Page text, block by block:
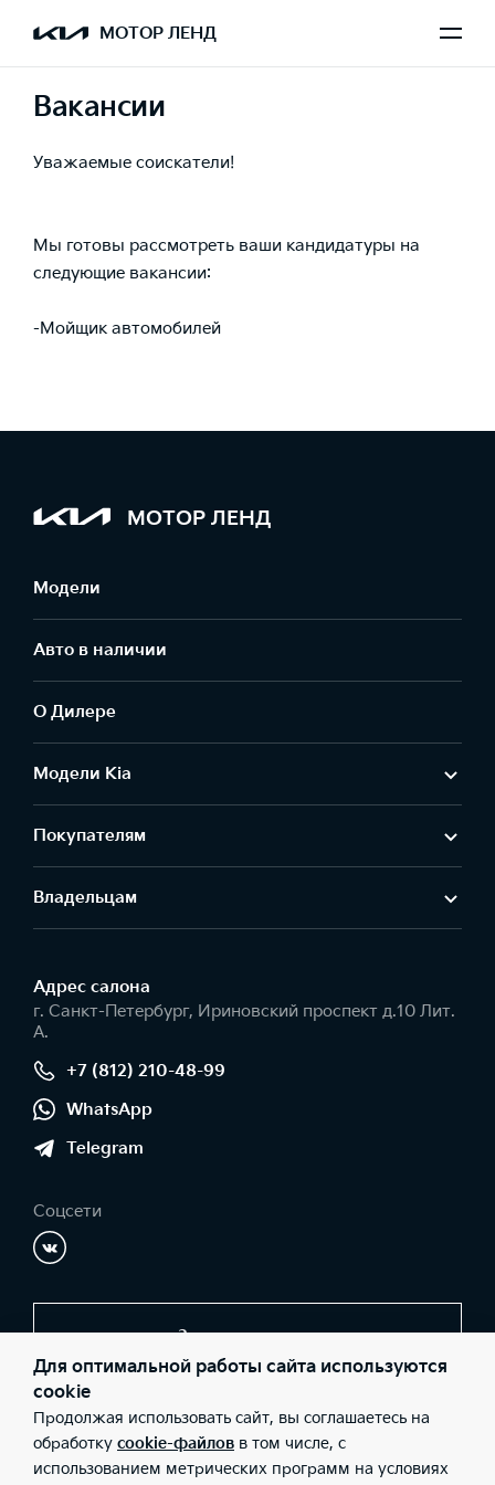
МОТОР ЛЕНД
Вакансии
Уважаемые соискатели!
Мы готовы рассмотреть ваши кандидатуры на
следующие вакансии:
-Мойщик автомобилей
МОТОР ЛЕНД
Модели
Авто в наличии
О Дилере
Модели Kia
Покупателям
Владельцам
Адрес салонa
г. Санкт-Петербург, Ириновский проспект д.10 Лит.
А.
+7 (812) 210-48-99
WhatsApp
Telegram
Соцсети
Заказать звонок
© 2026 Юридические лица ООО "СОКРАТ СПБ" (Фактический
адрес: г. Санкт-Петербург, Ириновский проспект д.10 Лит. А.;
Телефон: +7 (812) 210-48-99; ИНН: 3662259794; ОГРН:
1183668006873), ООО «Киа Россия и СНГ» (Фактический адрес:
Для оптимальной работы сайта используются
cookie
Продолжая использовать сайт, вы соглашаетесь на
обработку cookie-файлов в том числе, с
использованием метрических программ на условиях